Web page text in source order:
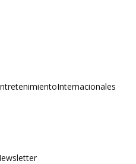
Internacionales